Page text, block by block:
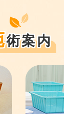
術案内